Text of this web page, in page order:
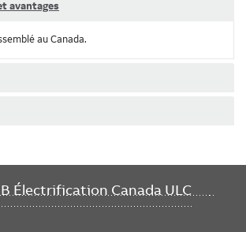
avantages
au Canada.
Électrification Canada ULC